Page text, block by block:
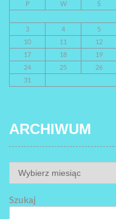
P W Ś
3
4 5
10
11 12
17
18 19
24
25 26
31
ARCHIWUM
ARCHIWUM
Szukaj